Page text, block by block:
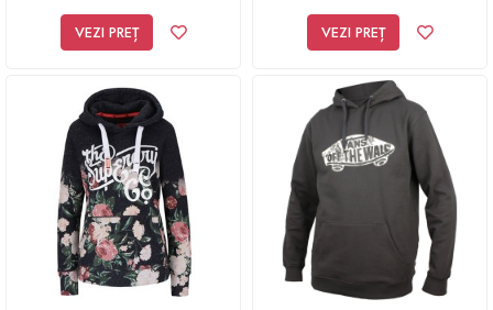
VEZI PREȚ VEZI PREȚ